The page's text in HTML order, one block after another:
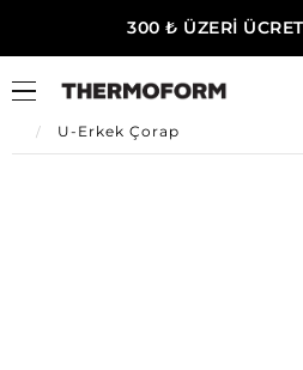
300 ₺ ÜZERİ
Ana Sayfa
U-Erkek Çorap